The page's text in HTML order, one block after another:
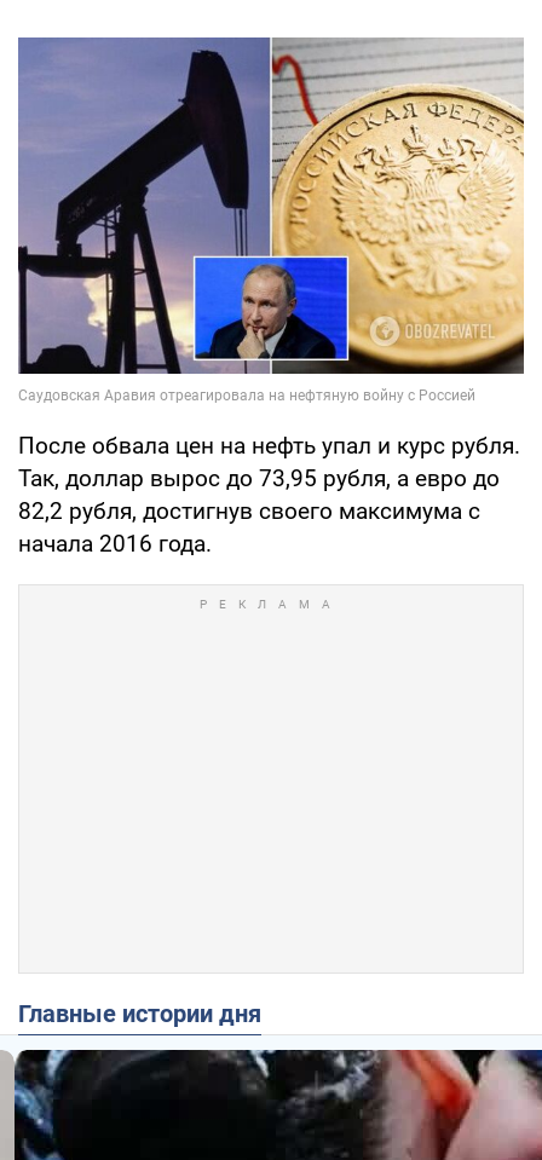
После обвала цен на нефть упал и курс рубля.
Так, доллар вырос до 73,95 рубля, а евро до
82,2 рубля, достигнув своего максимума с
начала 2016 года.
Главные истории дня